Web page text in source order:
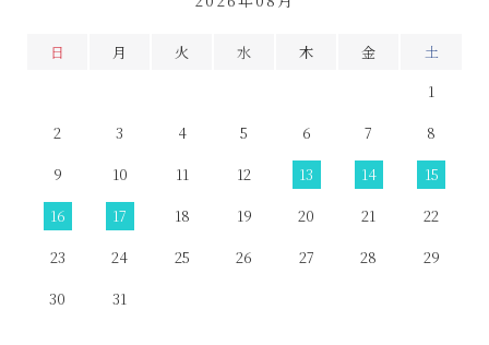
日 月 火 水 木 金
土
1
2
3 4 5 6 7
8
9
10 11 12 13 14
15
16
17 18 19 20 21
22
23
24 25 26 27 28
29
30
31